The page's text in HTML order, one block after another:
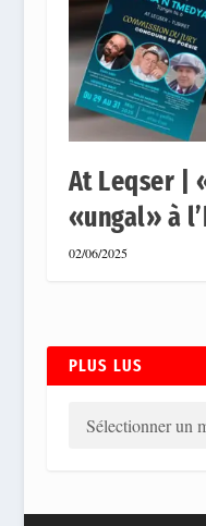
At Leqser |
«ungal» à
02/06/2025
PLUS LUS